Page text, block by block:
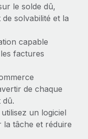
le solde dû,
solvabilité et la
capable
factures
de chaque
dû.
un logiciel
la tâche et réduire